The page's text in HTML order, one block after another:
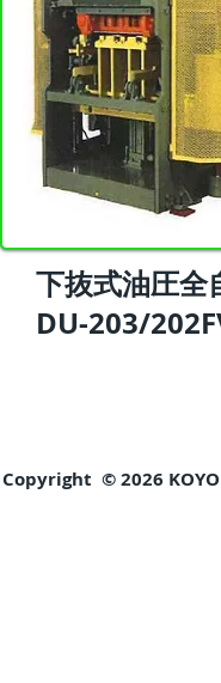
下抜式油圧全
​DU-203/
Copyright © 2026